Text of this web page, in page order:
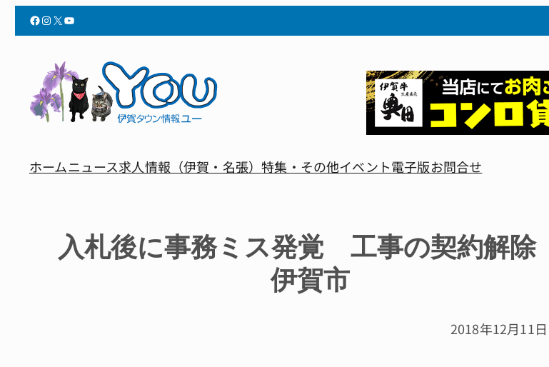
Facebook InstagramX YouTube
ホームニュース求人情報（伊賀・名張）特集・その他イベント電子版お問合せ
入札後に事務ミス発覚 工事の契約解除
伊賀市
2018年12月11日